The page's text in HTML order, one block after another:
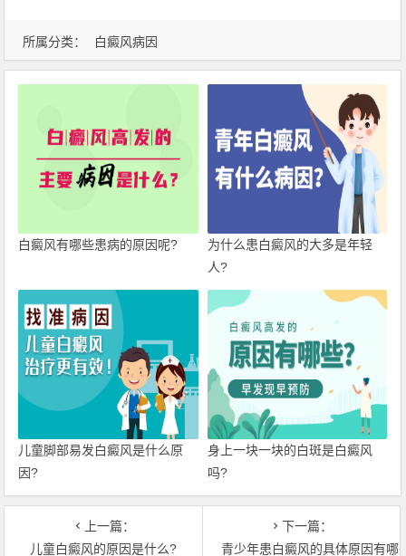
所属分类： 白癜风病因
白癜风有哪些患病的原因呢?
为什么患白癜风的大多是年轻
人?
儿童脚部易发白癜风是什么原
因?
身上一块一块的白斑是白癜风
吗?
上一篇：
儿童白癜风的原因是什么?
下一篇：
青少年患白癜风的具体原因有哪